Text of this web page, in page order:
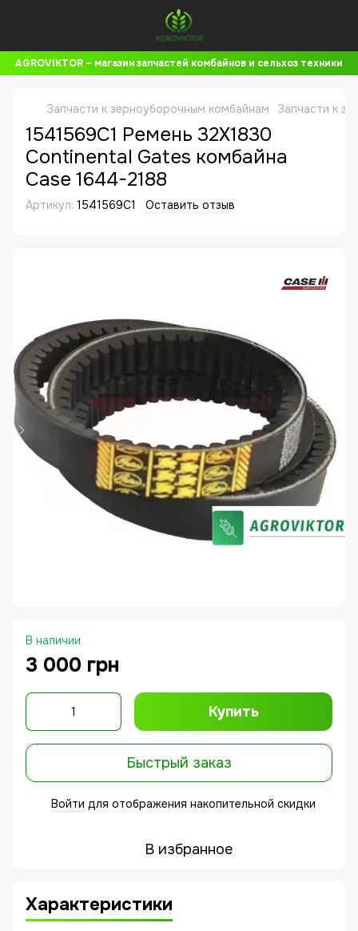
AGROVIKTOR – магазин запчастей комбайнов и сельхоз техники
Запчасти к зерноуборочным комбайнам Запчасти к
1541569C1 Ремень 32X1830
Continental Gates комбайна
Case 1644-2188
Артикул: 1541569C1 Оставить отзыв
В наличии
3 000 грн
Купить
Быстрый заказ
Войти для отображения накопительной скидки
В избранное
Характеристики